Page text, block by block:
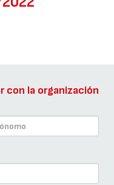
con la organización